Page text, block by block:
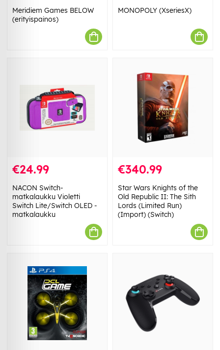
Meridiem Games BELOW
(erityispainos)
MONOPOLY (XseriesX)
€24.99
NACON Switch-
matkalaukku Violetti
Switch Lite/Switch OLED -
matkalaukku
€340.99
Star Wars Knights of the
Old Republic II: The Sith
Lords (Limited Run)
(Import) (Switch)